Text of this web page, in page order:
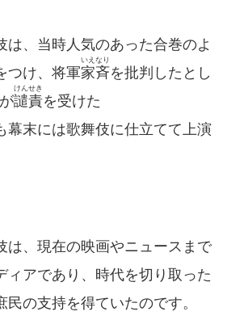
は、当時人気のあった合巻のよ
つけ、将軍家斉
いえなり
を批判したとし
が譴責
けんせき
を受けた
幕末には歌舞伎に仕立てて上演
は、現在の映画やニュースまで
ィアであり、時代を切り取った
の支持を得ていたのです。